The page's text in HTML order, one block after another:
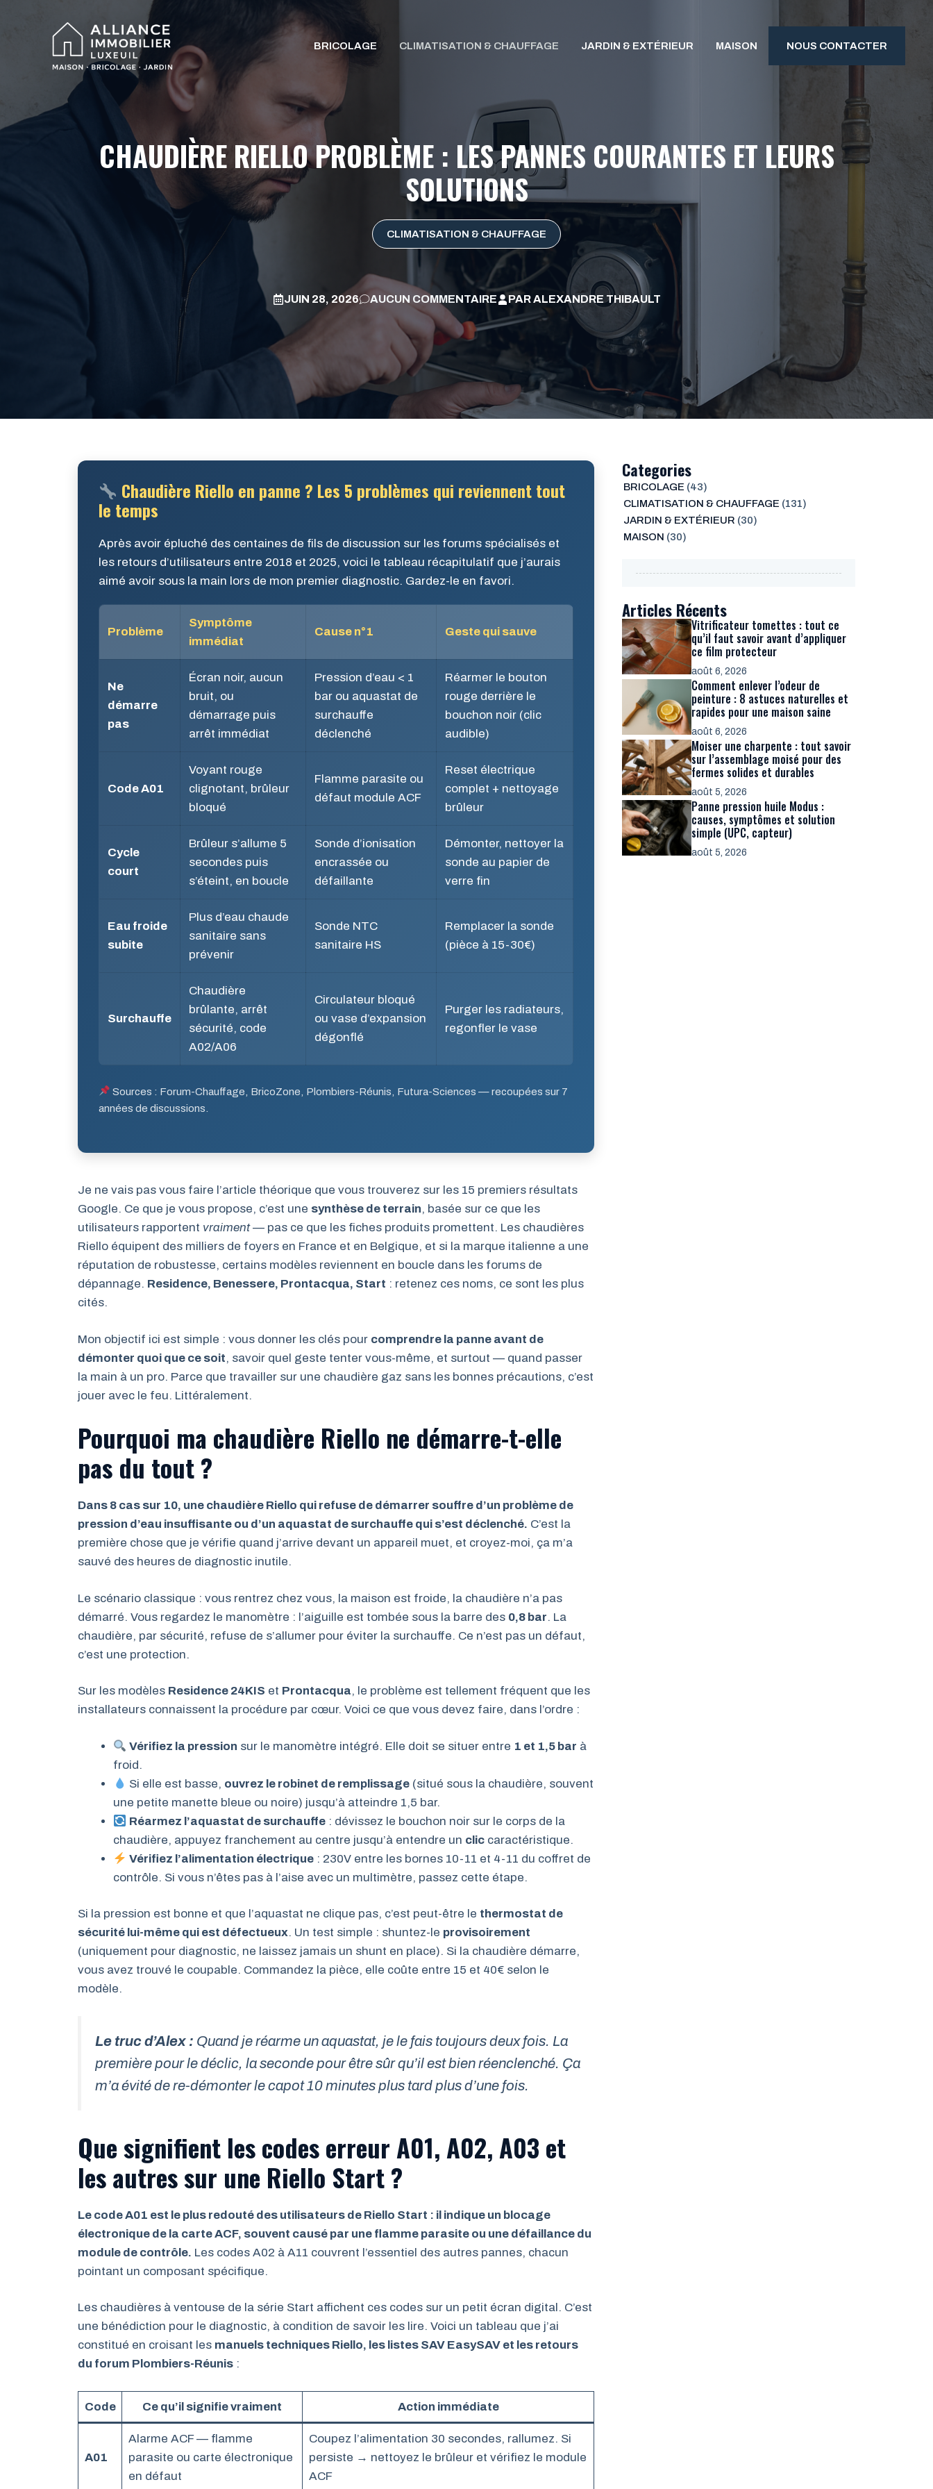
BRICOLAGE CLIMATISATION & CHAUFFAGE JARDIN & EXTÉRIEUR MAISON NOUS CONTACTER
CHAUDIÈRE RIELLO PROBLÈME : LES PANNES COURANTES ET LEURS
SOLUTIONS
CLIMATISATION & CHAUFFAGE
JUIN 28, 2026 AUCUN COMMENTAIRE PARALEXANDRE THIBAULT
Chaudière Riello en panne ? Les 5 problèmes qui reviennent tout
le temps
Après avoir épluché des centaines de fils de discussion sur les forums spécialisés et
les retours d’utilisateurs entre 2018 et 2025, voici le tableau récapitulatif que j’aurais
aimé avoir sous la main lors de mon premier diagnostic. Gardez-le en favori.
Problème
Symptôme
immédiat
Cause n°1 Geste qui sauve
Ne
démarre
pas
Écran noir, aucun
bruit, ou
démarrage puis
arrêt immédiat
Pression d’eau < 1
bar ou aquastat de
surchauffe
déclenché
Réarmer le bouton
rouge derrière le
bouchon noir (clic
audible)
Code A01
Voyant rouge
clignotant, brûleur
bloqué
Flamme parasite ou
défaut module ACF
Reset électrique
complet + nettoyage
brûleur
Cycle
court
Brûleur s’allume 5
secondes puis
s’éteint, en boucle
Sonde d’ionisation
encrassée ou
défaillante
Démonter, nettoyer la
sonde au papier de
verre fin
Eau froide
subite
Plus d’eau chaude
sanitaire sans
prévenir
Sonde NTC
sanitaire HS
Remplacer la sonde
(pièce à 15-30€)
Surchauffe
Chaudière
brûlante, arrêt
sécurité, code
A02/A06
Circulateur bloqué
ou vase d’expansion
dégonflé
Purger les radiateurs,
regonfler le vase
Sources : Forum-Chauffage, BricoZone, Plombiers-Réunis, Futura-Sciences — recoupées sur 7
années de discussions.
Je ne vais pas vous faire l’article théorique que vous trouverez sur les 15 premiers résultats
Google. Ce que je vous propose, c’est une synthèse de terrain, basée sur ce que les
utilisateurs rapportent vraiment— pas ce que les fiches produits promettent. Les chaudières
Riello équipent des milliers de foyers en France et en Belgique, et si la marque italienne a une
réputation de robustesse, certains modèles reviennent en boucle dans les forums de
dépannage. Residence, Benessere, Prontacqua, Start : retenez ces noms, ce sont les plus
cités.
Mon objectif ici est simple : vous donner les clés pour comprendre la panne avant de
démonter quoi que ce soit, savoir quel geste tenter vous-même, et surtout — quand passer
la main à un pro. Parce que travailler sur une chaudière gaz sans les bonnes précautions, c’est
jouer avec le feu. Littéralement.
Pourquoi ma chaudière Riello ne démarre-t-elle
pas du tout ?
Dans 8 cas sur 10, une chaudière Riello qui refuse de démarrer souffre d’un problème de
pression d’eau insuffisante ou d’un aquastat de surchauffe qui s’est déclenché. C’est la
première chose que je vérifie quand j’arrive devant un appareil muet, et croyez-moi, ça m’a
sauvé des heures de diagnostic inutile.
Le scénario classique : vous rentrez chez vous, la maison est froide, la chaudière n’a pas
démarré. Vous regardez le manomètre : l’aiguille est tombée sous la barre des 0,8 bar. La
chaudière, par sécurité, refuse de s’allumer pour éviter la surchauffe. Ce n’est pas un défaut,
c’est une protection.
Sur les modèles Residence 24KIS et Prontacqua, le problème est tellement fréquent que les
installateurs connaissent la procédure par cœur. Voici ce que vous devez faire, dans l’ordre :
Vérifiez la pression sur le manomètre intégré. Elle doit se situer entre 1 et 1,5 bar à
froid.
Si elle est basse, ouvrez le robinet de remplissage (situé sous la chaudière, souvent
une petite manette bleue ou noire) jusqu’à atteindre 1,5 bar.
Réarmez l’aquastat de surchauffe : dévissez le bouchon noir sur le corps de la
chaudière, appuyez franchement au centre jusqu’à entendre un clic caractéristique.
Vérifiez l’alimentation électrique : 230V entre les bornes 10-11 et 4-11 du coffret de
contrôle. Si vous n’êtes pas à l’aise avec un multimètre, passez cette étape.
Si la pression est bonne et que l’aquastat ne clique pas, c’est peut-être le thermostat de
sécurité lui-même qui est défectueux. Un test simple : shuntez-le provisoirement
(uniquement pour diagnostic, ne laissez jamais un shunt en place). Si la chaudière démarre,
vous avez trouvé le coupable. Commandez la pièce, elle coûte entre 15 et 40€ selon le
modèle.
Le truc d’Alex : Quand je réarme un aquastat, je le fais toujours deux fois. La
première pour le déclic, la seconde pour être sûr qu’il est bien réenclenché. Ça
m’a évité de re-démonter le capot 10 minutes plus tard plus d’une fois.
Que signifient les codes erreur A01, A02, A03 et
les autres sur une Riello Start ?
Le code A01 est le plus redouté des utilisateurs de Riello Start : il indique un blocage
électronique de la carte ACF, souvent causé par une flamme parasite ou une défaillance du
module de contrôle. Les codes A02 à A11 couvrent l’essentiel des autres pannes, chacun
pointant un composant spécifique.
Les chaudières à ventouse de la série Start affichent ces codes sur un petit écran digital. C’est
une bénédiction pour le diagnostic, à condition de savoir les lire. Voici un tableau que j’ai
constitué en croisant les manuels techniques Riello, les listes SAV EasySAV et les retours
du forum Plombiers-Réunis :
Code Ce qu’il signifie vraiment Action immédiate
A01
Alarme ACF — flamme
parasite ou carte électronique
en défaut
Coupez l’alimentation 30 secondes, rallumez. Si
persiste → nettoyez le brûleur et vérifiez le module
ACF
Categories
BRICOLAGE (43)
CLIMATISATION & CHAUFFAGE (131)
JARDIN & EXTÉRIEUR (30)
MAISON (30)
Articles Récents
Vitrificateur tomettes : tout ce
qu’il faut savoir avant d’appliquer
ce film protecteur
août 6, 2026
Comment enlever l’odeur de
peinture : 8 astuces naturelles et
rapides pour une maison saine
août 6, 2026
Moiser une charpente : tout savoir
sur l’assemblage moisé pour des
fermes solides et durables
août 5, 2026
Panne pression huile Modus :
causes, symptômes et solution
simple (UPC, capteur)
août 5, 2026